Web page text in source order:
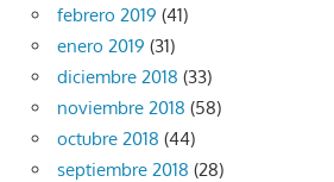
febrero 2019 (41)
enero 2019 (31)
diciembre 2018 (33)
noviembre 2018 (58)
octubre 2018 (44)
septiembre 2018 (28)